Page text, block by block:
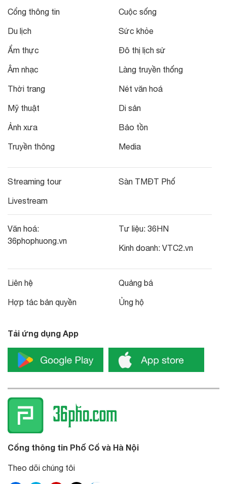
Cổng thông tin
Du lịch
Ẩm thực
Âm nhạc
Thời trang
Mỹ thuật
Ảnh xưa
Truyền thông
Cuộc sống
Sức khỏe
Đô thị lịch sử
Làng truyền thống
Nét văn hoá
Di sản
Bảo tồn
Media
Streaming tour
Livestream
Sàn TMĐT Phố
Văn hoá:
36phophuong.vn
Tư liệu: 36HN
Kinh doanh: VTC2.vn
Liên hệ
Hợp tác bản quyền
Quảng bá
Ủng hộ
Tải ứng dụng App
Cổng thông tin Phố Cổ và Hà Nội
Theo dõi chúng tôi